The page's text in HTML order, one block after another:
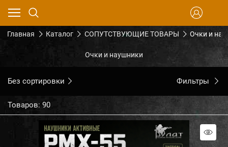
Главная Каталог СОПУТСТВУЮЩИЕ ТОВАРЫ Очки и
Очки и наушники
Без сортировки Фильтры
Товаров: 90